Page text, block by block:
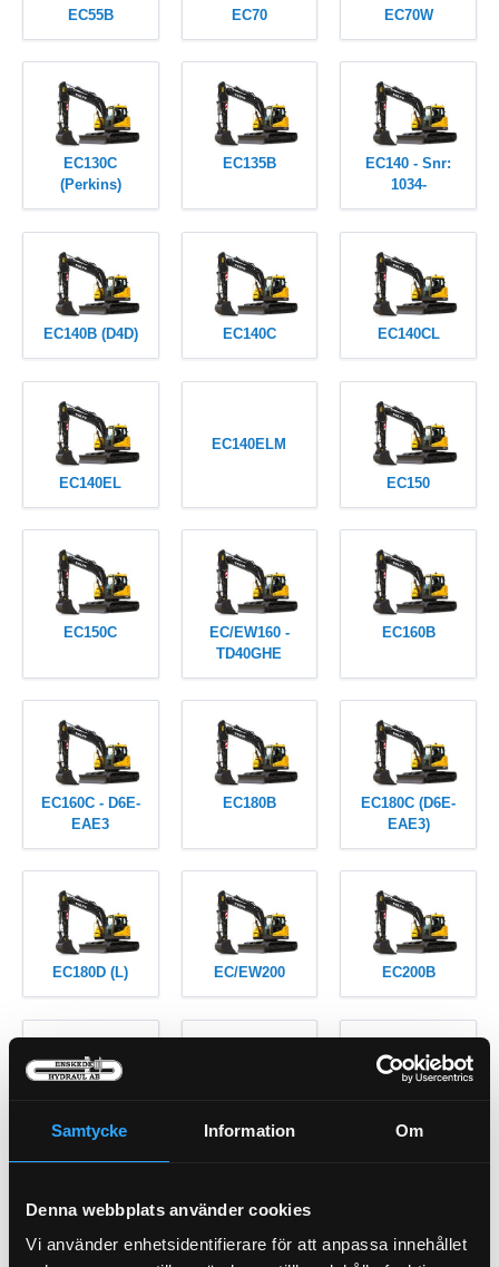
Samtycke Information Om
Denna webbplats använder cookies
Vi använder enhetsidentifierare för att anpassa innehållet
EC55B EC70 EC70W
EC130C
(Perkins)
EC135B
EC140 - Snr:
1034-
EC140B (D4D) EC140C EC140CL
EC140EL
EC140ELM
EC150
EC150C
EC/EW160 -
TD40GHE
EC160B
EC160C - D6E-
EAE3
EC180B
EC180C (D6E-
EAE3)
EC180D (L) EC/EW200 EC200B
EC210 -
CUMMINS
EC210B EC210C